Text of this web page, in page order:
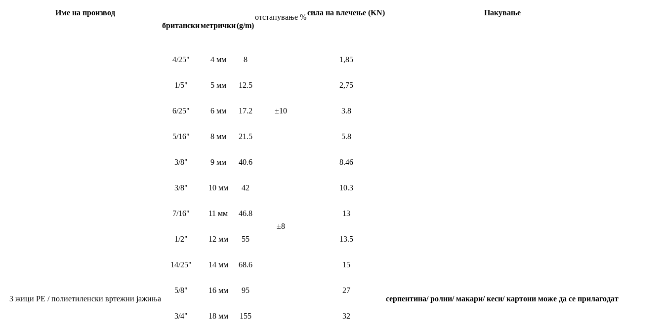
Име на производ сила на влечење (KN)
Пакување
британскиметрички(g/m)
отстапување %
3 жици PE / полиетиленски вртежни јажиња
4/25" 4 мм 8
±10
1,85
серпентина/ ролни/ макари/ кеси/ картони може да се прилагодат
1/5" 5 мм 12.5 2,75
6/25" 6 мм 17.2 3.8
5/16" 8 мм 21.5 5.8
3/8" 9 мм 40.6 8.46
3/8" 10 мм 42
±8
10.3
7/16" 11 мм 46.8 13
1/2" 12 мм 55 13.5
14/25" 14 мм 68.6 15
5/8" 16 мм 95 27
3/4" 18 мм 155 32